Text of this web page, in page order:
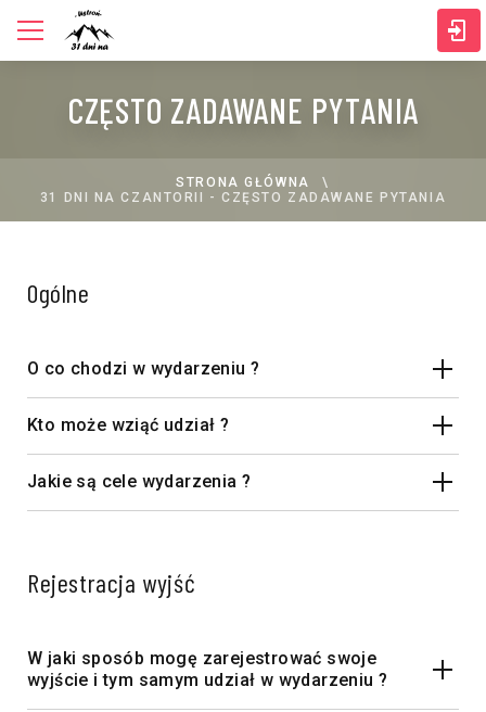
CZĘSTO ZADAWANE PYTANIA
STRONA GŁÓWNA
31 DNI NA CZANTORII - CZĘSTO ZADAWANE PYTANIA
Ogólne
O co chodzi w wydarzeniu ?
Kto może wziąć udział ?
Jakie są cele wydarzenia ?
Rejestracja wyjść
W jaki sposób mogę zarejestrować swoje
wyjście i tym samym udział w wydarzeniu ?